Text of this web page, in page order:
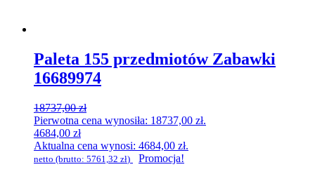
Paleta 155 przedmiotów Zabawki
16689974
18737,00zł
Pierwotna cena wynosiła: 18737,00 zł.
4684,00 zł
Aktualna cena wynosi: 4684,00 zł.
netto (brutto: 5761,32 zł) Promocja!